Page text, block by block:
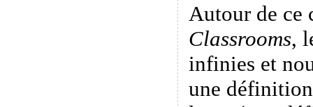
Autour de ce
Classrooms,
infinies et
une